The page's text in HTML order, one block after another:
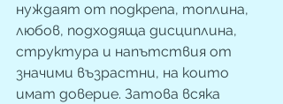
нуждаят от подкрепа, топлина,
любов, подходяща дисциплина,
структура и напътствия от
значими възрастни, на които
имат доверие. Затова всяка